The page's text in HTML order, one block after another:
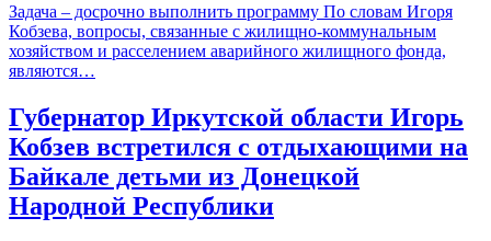
Задача – досрочно выполнить программу По словам Игоря
Кобзева, вопросы, связанные с жилищно-коммунальным
хозяйством и расселением аварийного жилищного фонда,
являются…
Губернатор Иркутской области Игорь
Кобзев встретился с отдыхающими на
Байкале детьми из Донецкой
Народной Республики